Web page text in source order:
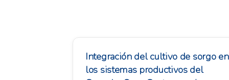
Integración del cultivo de sorgo en
los sistemas productivos del